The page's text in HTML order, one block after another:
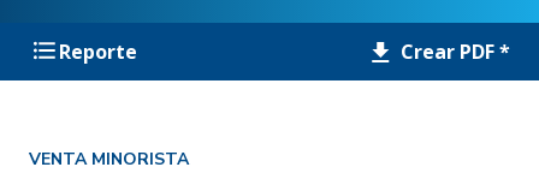
Reporte Crear PDF *
VENTA MINORISTA